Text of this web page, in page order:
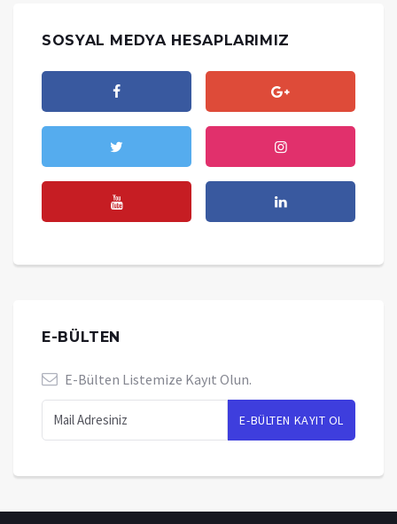
SOSYAL MEDYA HESAPLARIMIZ
E-BÜLTEN
E-Bülten Listemize Kayıt Olun.